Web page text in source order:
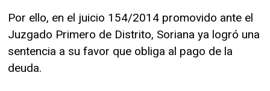
Por ello, en el juicio 154/2014 promovido ante el
Juzgado Primero de Distrito, Soriana ya logró una
sentencia a su favor que obliga al pago de la
deuda.